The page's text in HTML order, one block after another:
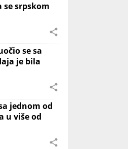
se srpskom
se sa
je bila
jednom od
u više od